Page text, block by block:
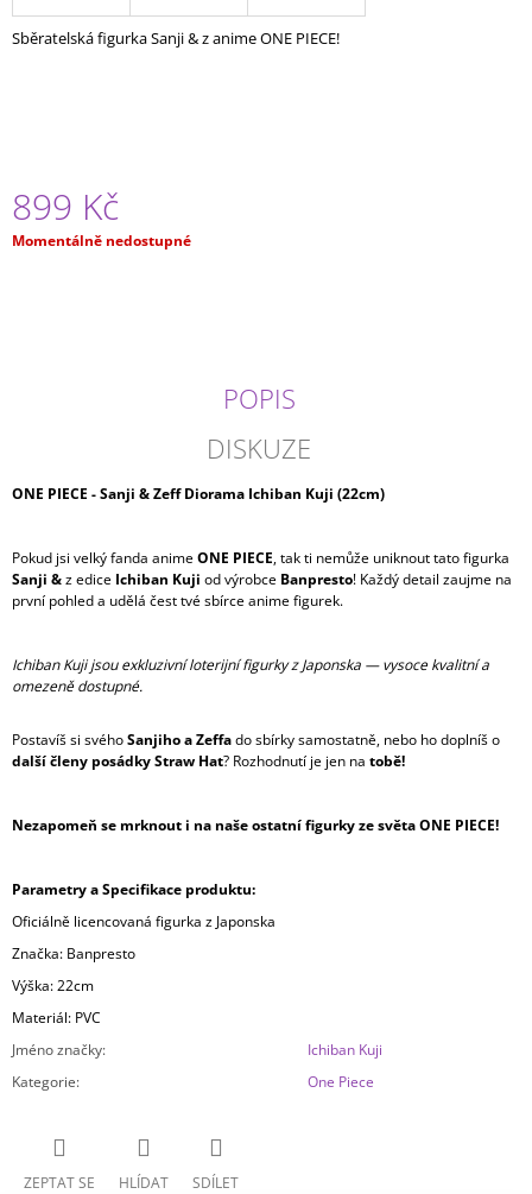
Sběratelská figurka Sanji & z anime ONE PIECE!
899 Kč
Měrná
Momentálně nedostupné
POPIS
DISKUZE
ONE PIECE - Sanji & Zeff Diorama Ichiban Kuji (22cm)
Pokud jsi velký fanda animeONE PIECE, tak ti nemůže uniknout tato figurka
Sanji &z edice Ichiban Kuji od výrobce Banpresto! Každý detail zaujme na
první pohled a udělá čest tvé sbírce anime figurek.
Ichiban Kuji jsou exkluzivní loterijní figurky z Japonska — vysoce kvalitní a
omezeně dostupné.
Postavíš si svéhoSanjiho a Zeffado sbírky samostatně, nebo ho doplníš o
další členy posádky Straw Hat? Rozhodnutí je jen na tobě!
Nezapomeň se mrknout i na naše ostatní figurky ze světa ONE PIECE!
Parametry a Specifikace produktu:
Oficiálně licencovaná figurka z Japonska
Značka: Banpresto
Výška: 22cm
Materiál: PVC
Jméno značky:
Ichiban Kuji
Kategorie: One Piece
ZEPTAT SE HLÍDAT SDÍLET
P
O
M
E
Kč